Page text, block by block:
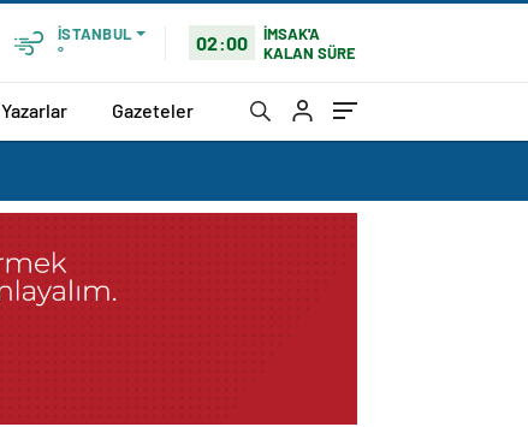
İSTANBUL
°
02:00
İMSAK'A
KALAN SÜRE
Yazarlar Gazeteler